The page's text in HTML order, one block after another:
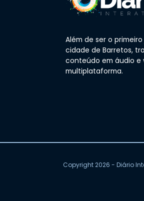
Além de ser o
cidade de Barretos,
conteúdo em áudio e
multiplataforma.
Copyright 2026 - Diário